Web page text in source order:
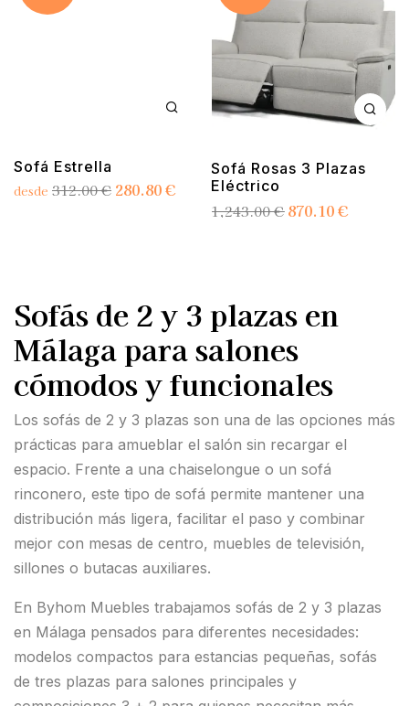
Sofá Estrella
desde 312.00€ 280.80€
Sofá Rosas 3 Plazas
Eléctrico
1,243.00€ 870.10€
Sofás de 2 y 3 plazas en
Málaga para salones
cómodos y funcionales
Los sofás de 2 y 3 plazas son una de las opciones más
prácticas para amueblar el salón sin recargar el
espacio. Frente a una chaiselongue o un sofá
rinconero, este tipo de sofá permite mantener una
distribución más ligera, facilitar el paso y combinar
mejor con mesas de centro, muebles de televisión,
sillones o butacas auxiliares.
En Byhom Muebles trabajamos sofás de 2 y 3 plazas
en Málaga pensados para diferentes necesidades:
modelos compactos para estancias pequeñas, sofás
de tres plazas para salones principales y